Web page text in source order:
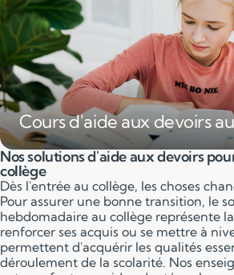
Cours d'aide aux devoirs
Nos solutions d'aide aux devoirs
collège
Dès l'entrée au collège, les choses
Pour assurer une bonne transition, le
hebdomadaire au collège représente
renforcer ses acquis ou se mettre à
permettent d'acquérir les qualités
déroulement de la scolarité. Nos